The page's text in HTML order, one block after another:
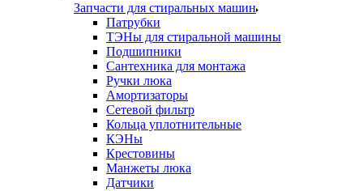
Запчасти для стиральных машин
Патрубки
ТЭНы для стиральной машины
Подшипники
Сантехника для монтажа
Ручки люка
Амортизаторы
Сетевой фильтр
Кольца уплотнительные
КЭНы
Крестовины
Манжеты люка
Датчики